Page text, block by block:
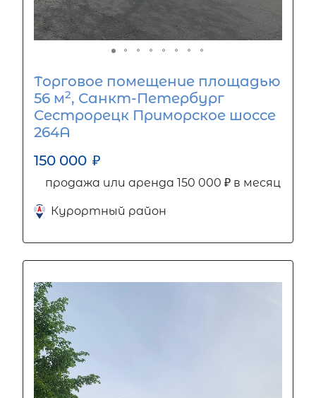
Торговое помещение площадью
56 м2, Санкт-Петербург
Сестрорецк Приморское шоссе
264А
150 000 ₽
продажа или аренда 150 000 ₽ в месяц
Курортный район